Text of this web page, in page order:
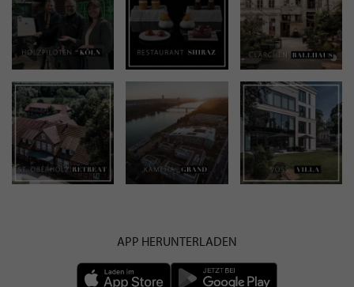
APP HERUNTERLADEN